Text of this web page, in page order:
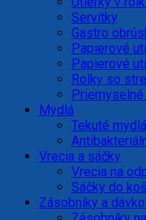
Servítky
Gastro
Papierové
Papierové
Rolky so
Priemyselné
Mydlá
Tekuté mydlá
Vrecia a sáčky
Vrecia na
Sáčky do
Zásobníky a